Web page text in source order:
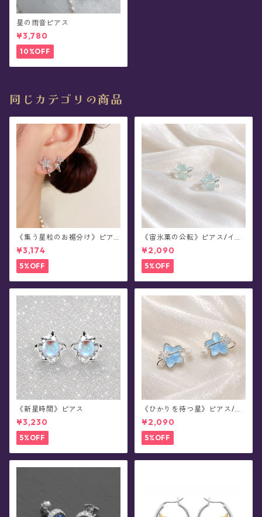
星の雨音ピアス
¥3,780
10%OFF
同じカテゴリの商品
《集う星粒のお裾分け》ピア
ス
¥3,174
5%OFF
《宙氷菓の公転》ピアス/イヤ
リング
¥2,090
5%OFF
《新星時間》ピアス
¥3,230
5%OFF
《ひかりを待つ星》ピアス/イ
ヤリング
¥2,090
5%OFF